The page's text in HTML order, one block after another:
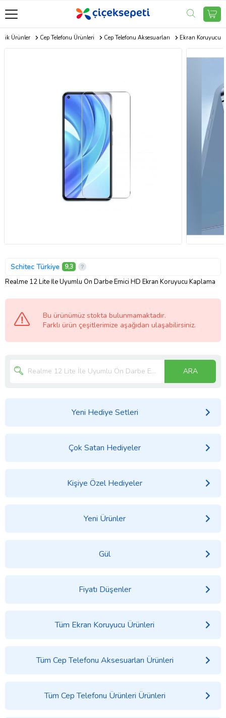
Ürünler Cep Telefonu Ürünleri Cep Telefonu Aksesuarları Ekran Koruyucu
Schitec Türkiye 9,3
Realme 12 Lite İle Uyumlu Ön Darbe Emici HD Ekran Koruyucu Kaplama
Bu ürünümüz stokta bulunmamaktadır.
Farklı ürün çeşitlerimize aşağıdan ulaşabilirsiniz.
ARA
Yeni Hediye Setleri
Çok Satan Hediyeler
Kişiye Özel Hediyeler
Yeni Ürünler
Gül
Fiyatı Düşenler
Tüm Ekran Koruyucu Ürünleri
Tüm Cep Telefonu Aksesuarları Ürünleri
Tüm Cep Telefonu Ürünleri Ürünleri